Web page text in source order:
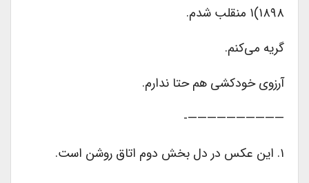
۱۸۹۸)۱ منقلب شدم.
گریه می‌کنم.
آرزوی خودکشی هم حتا ندارم.
——————————-